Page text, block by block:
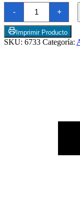
-
Umarex
M712
Full-
Auto
CO2
BB
+
Imprimir Producto
SKU: 6733 Categoría: